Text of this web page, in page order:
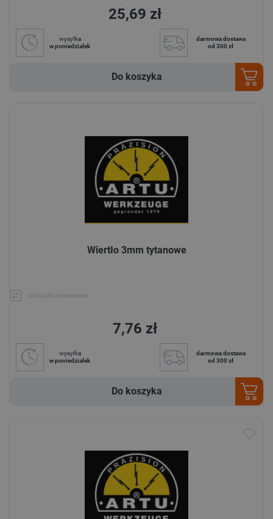
25,69 zł
wysyłka
w poniedziałek
darmowa dostawa
od 300 zł
Do koszyka
Wiertło 3mm tytanowe
dodaj do porównania
7,76 zł
wysyłka
w poniedziałek
darmowa dostawa
od 300 zł
Do koszyka